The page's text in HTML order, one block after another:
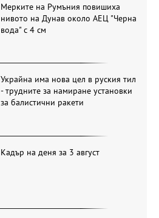
Мерките на Румъния повишиха
нивото на Дунав около АЕЦ "Черна
вода" с 4 см
Украйна има нова цел в руския тил
- трудните за намиране установки
за балистични ракети
Кадър на деня за 3 август